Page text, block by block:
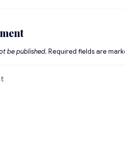
be published. Required fields are